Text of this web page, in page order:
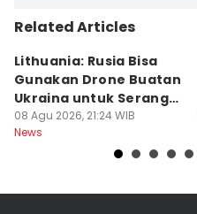
Related Articles
Lithuania: Rusia Bisa
Gunakan Drone Buatan
Ukraina untuk Serang
Baltik
08 Agu 2026, 21:24 WIB
News